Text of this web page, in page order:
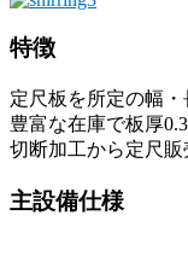
特徴
定尺板を所定の幅・
豊富な在庫で板厚
切断加工から定尺販
主設備仕様